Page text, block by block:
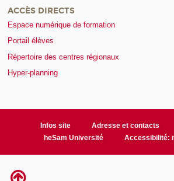
ACCÈS DIRECTS
Espace numérique de formation
Portail élèves
Répertoire des centres régionaux
Hyper-planning
Infos site Adresse et contacts
heSam Université
Accessibilité: